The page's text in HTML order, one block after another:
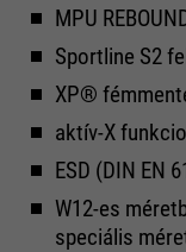
MPU
Sportline S2
XP®
aktív-X
ESD (DIN EN
W12-es
speciális